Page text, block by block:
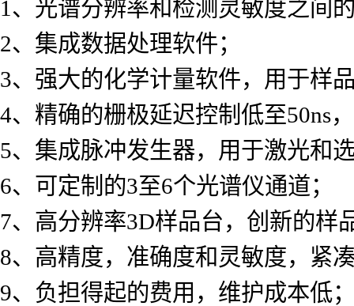
1、光谱分辨率和检测灵敏度之间
2、集成数据处理软件；
3、强大的化学计量软件，用于样
4、精确的栅极延迟控制低至50ns
5、集成脉冲发生器，用于激光和
6、可定制的3至6个光谱仪通道；
7、高分辨率3D样品台，创新的样
8、高精度，准确度和灵敏度，紧
9、负担得起的费用，维护成本低